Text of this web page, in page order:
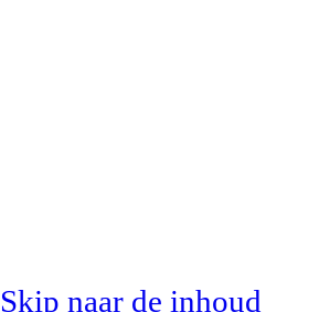
Skip naar de inhoud